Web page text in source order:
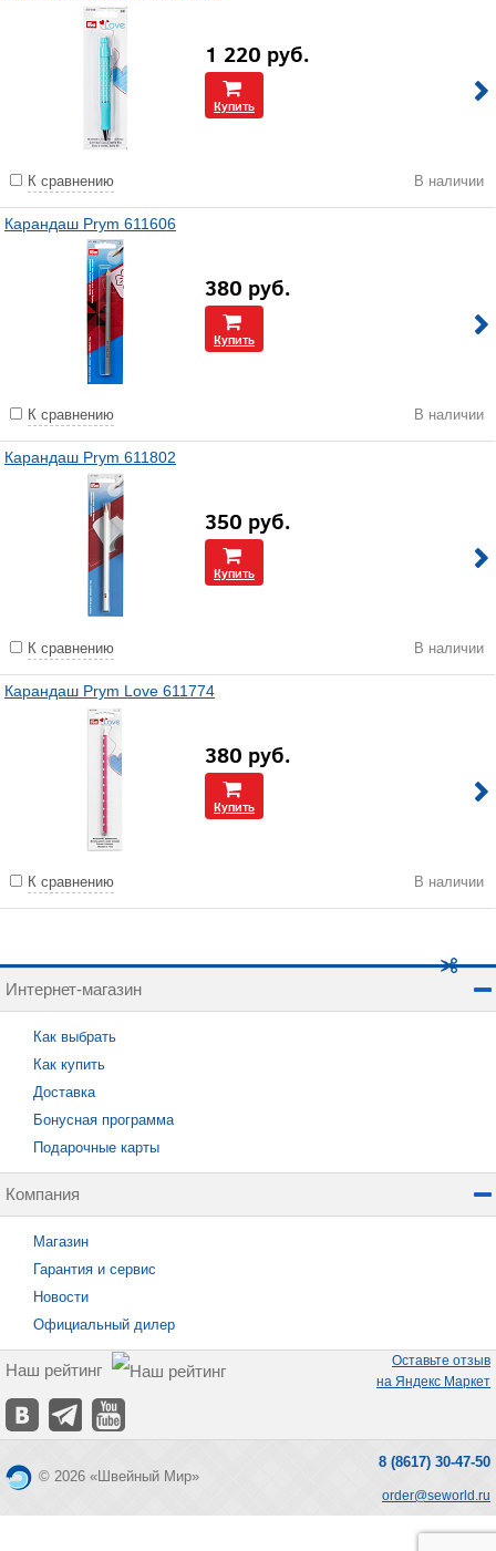
1 220 руб.
Купить
К сравнению В наличии
Карандаш Prym 611606
380 руб.
Купить
К сравнению В наличии
Карандаш Prym 611802
350 руб.
Купить
К сравнению В наличии
Карандаш Prym Love 611774
380 руб.
Купить
К сравнению В наличии
Интернет-магазин
Как выбрать
Как купить
Доставка
Бонусная программа
Подарочные карты
Компания
Магазин
Гарантия и сервис
Новости
Официальный дилер
Наш рейтинг
Оставьте отзыв
на Яндекс Маркет
© 2026 «Швейный Мир»
8 (8617) 30-47-50
order@seworld.ru